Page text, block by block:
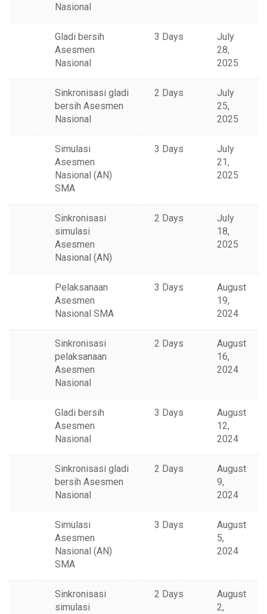
Nasional
Gladi bersih
Asesmen
Nasional
3 Days
July
28,
2025
Sinkronisasi gladi
bersih Asesmen
Nasional
2 Days
July
25,
2025
Simulasi
Asesmen
Nasional (AN)
SMA
3 Days
July
21,
2025
Sinkronisasi
simulasi
Asesmen
Nasional (AN)
2 Days
July
18,
2025
Pelaksanaan
Asesmen
Nasional SMA
3 Days
August
19,
2024
Sinkronisasi
pelaksanaan
Asesmen
Nasional
2 Days
August
16,
2024
Gladi bersih
Asesmen
Nasional
3 Days
August
12,
2024
Sinkronisasi gladi
bersih Asesmen
Nasional
2 Days
August
9,
2024
Simulasi
Asesmen
Nasional (AN)
SMA
3 Days
August
5,
2024
Sinkronisasi
simulasi
2 Days
August
2,